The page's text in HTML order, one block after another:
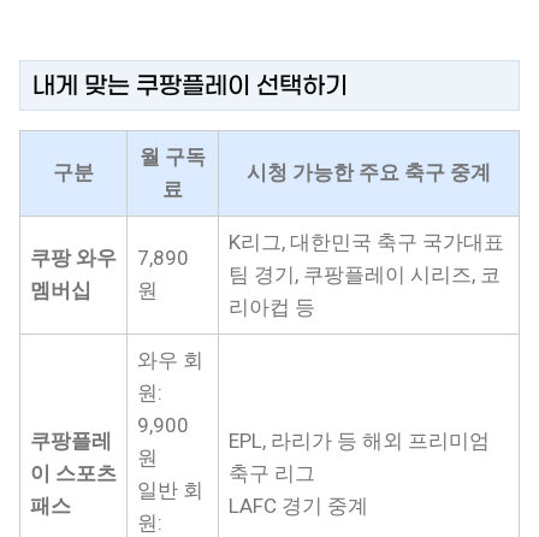
내게 맞는 쿠팡플레이 선택하기
구분
월 구독
료
시청 가능한 주요 축구 중계
쿠팡 와우
멤버십
7,890
원
K리그, 대한민국 축구 국가대표
팀 경기, 쿠팡플레이 시리즈, 코
리아컵 등
쿠팡플레
이 스포츠
패스
와우 회
원:
9,900
원
일반 회
원:
EPL, 라리가 등 해외 프리미엄
축구 리그
LAFC 경기 중계